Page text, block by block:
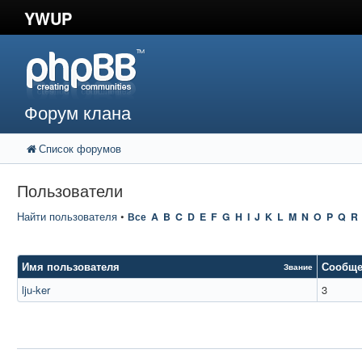
YWUP
Форум клана
Список форумов
Пользователи
Найти пользователя • Все A B C D E F G H I J K L M N O P Q R
Имя пользователя
Звание
lju-ker
3